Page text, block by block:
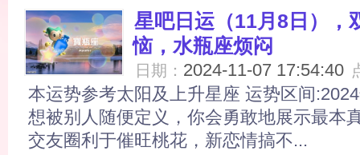
星吧日运（11月8日），
恼，水瓶座烦闷
日期： 2024-11-07 17:54:40
本运势参考太阳及上升星座 运势区间
想被别人随便定义，你会勇敢地展示最本
交友圈利于催旺桃花，新恋情搞不...